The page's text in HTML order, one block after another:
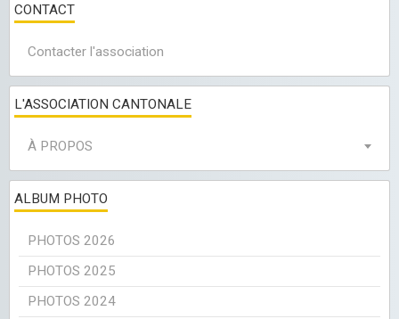
CONTACT
Contacter l'association
L'ASSOCIATION CANTONALE
À PROPOS
ALBUM PHOTO
PHOTOS 2026
PHOTOS 2025
PHOTOS 2024